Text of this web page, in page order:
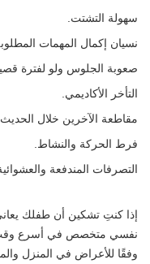
سهولة التشتت.
نسيان إكمال المهمات
صعوبة الجلوس ولو لفترة
التأخر الأكاديمي.
مقاطعة الآخرين خلال الحديث.
فرط الحركة والنشاط.
التصرفات المندفعة
إذا كنتِ تشكين أن طفلك
نفسي متخصص في أسرع
وفقًا للأعراض في المنزل